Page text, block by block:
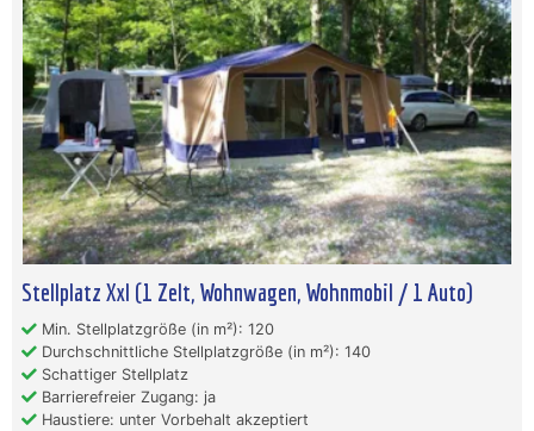
Stellplatz Xxl (1 Zelt, Wohnwagen, Wohnmobil / 1 Auto)
Min. Stellplatzgröße (in m²): 120
Durchschnittliche Stellplatzgröße (in m²): 140
Schattiger Stellplatz
Barrierefreier Zugang: ja
Haustiere: unter Vorbehalt akzeptiert